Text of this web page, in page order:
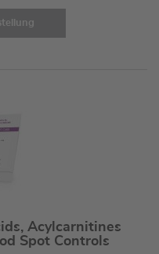
Acylcarnitines
Spot Controls